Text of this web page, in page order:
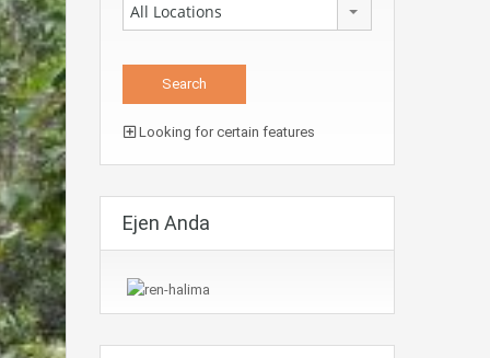
All Locations
Looking for certain features
Ejen Anda